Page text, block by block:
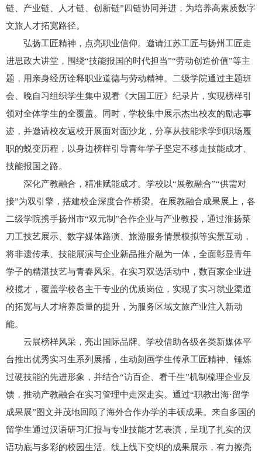
链、产业链、人才链、创新链”四链协同并进，为培养高素质数字
文旅人才拓宽路径。
弘扬工匠精神，点亮职业信仰。邀请江苏工匠与扬州工匠走
进思政大讲堂，围绕“技能报国的时代担当”“劳动创造价值”等主
题，用亲身经历诠释职业道德与劳动精神。二级学院通过主题班
会、晚自习组织学生集中观看《大国工匠》纪录片，实现榜样引
领对全体学生的全覆盖。同时，学校集中展示杰出校友的励志事
迹，并邀请校友返校开展面对面沙龙，分享从技能求学到职场履
职的蜕变历程，以身边榜样引导青年学子坚定不移走技能成才、
技能报国之路。
深化产教融合，精准赋能成才。学校以“展教融合”“供需对
接”为双引擎，搭建校企深度合作桥梁。在展教融合成果展上，各
二级学院携手扬州市“双元制”合作企业与产业教授，通过淮扬菜
刀工技艺展示、数字媒体路演、旅游服务情景模拟等实景互动，
将非遗传承、技能展演与企业新品推介融为一体，全面彰显青年
学子的精湛技艺与青春风采。在实习双选活动中，数百家企业进
校揽才，覆盖学校各主干专业的优质岗位，实现了实习就业渠道
的拓宽与人才培养质量的提升，为服务区域文旅产业注入新动
能。
云展榜样风采，亮出国际品牌。学校借助各级各类新媒体平
台推出优秀实习生系列展播，生动刻画学生传承工匠精神、锤炼
过硬技能的先进形象，并结合“访百企、看千生”机制梳理企业反
馈，推动产教融合在实习管理中走深走实。通过“职教出海·留学
成果展”图文并茂地回顾了海外合作办学的丰硕成果。来自多国的
留学生通过汉语研习汇报与专业技能才艺表演，呈现了扎实的汉
语功底与多彩的校园生活。线上线下交织的成果展示，有力擦亮